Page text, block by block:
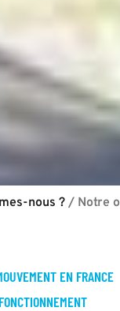
nous ? / Notre
EN FRANCE